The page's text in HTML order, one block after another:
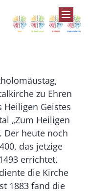
zu Ehren
Heiligen Geistes
„Zum Heiligen
Der heute noch
das jetzige
errichtet.
die Kirche
1883 fand die